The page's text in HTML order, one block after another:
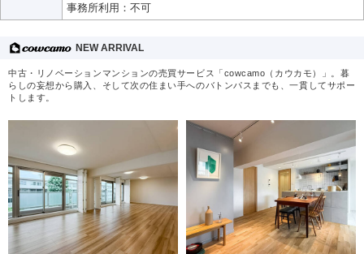
事務所利用：不可
NEW ARRIVAL
中古・リノベーションマンションの売買サービス「cowcamo（カウカモ）」。暮
らしの妄想から購入、そして次の住まい手へのバトンパスまでも、一貫してサポー
トします。